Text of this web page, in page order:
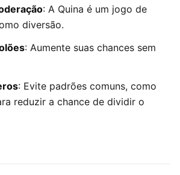
: A Quina é um jogo de
diversão.
: Aumente suas chances sem
: Evite padrões comuns, como
reduzir a chance de dividir o